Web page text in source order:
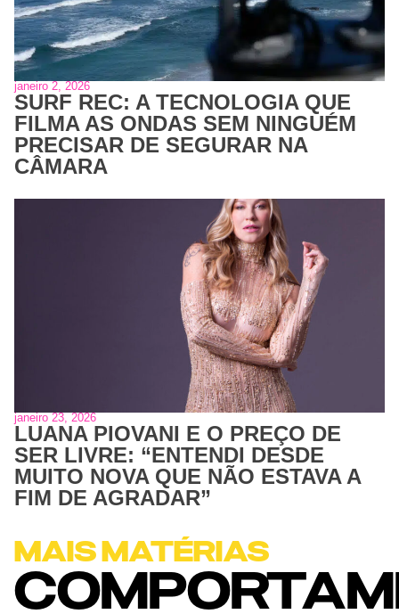
janeiro 2, 2026
SURF REC: A TECNOLOGIA QUE
FILMA AS ONDAS SEM NINGUÉM
PRECISAR DE SEGURAR NA
CÂMARA
janeiro 23, 2026
LUANA PIOVANI E O PREÇO DE
SER LIVRE: “ENTENDI DESDE
MUITO NOVA QUE NÃO ESTAVA A
FIM DE AGRADAR”
MAIS MATÉRIAS